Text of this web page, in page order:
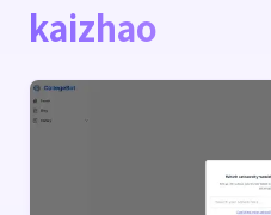
kaizhao